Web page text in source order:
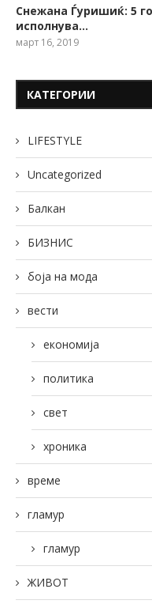
Снежана Ѓуришиќ: 5
исполнува…
март 16, 2019
КАТЕГОРИИ
LIFESTYLE
Uncategorized
Балкан
БИЗНИС
боја на мода
вести
економија
политика
свет
хроника
време
гламур
гламур
ЖИВОТ